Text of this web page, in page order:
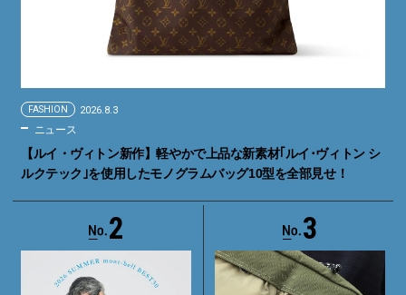
FASHION 2026.8.3
ニュース
【ルイ・ヴィトン新作】軽やかで上品な新素材｢ルイ･ヴィトン シ
ルクテック｣を使用したモノグラムバッグ10型を全部見せ！
2 3